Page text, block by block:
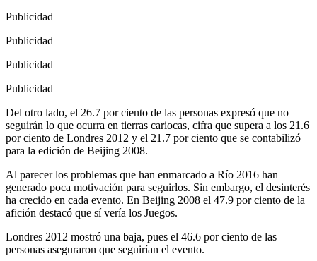
Publicidad
Publicidad
Publicidad
Publicidad
Del otro lado, el 26.7 por ciento de las personas expresó que no
seguirán lo que ocurra en tierras cariocas, cifra que supera a los 21.6
por ciento de Londres 2012 y el 21.7 por ciento que se contabilizó
para la edición de Beijing 2008.
Al parecer los problemas que han enmarcado a Río 2016 han
generado poca motivación para seguirlos. Sin embargo, el desinterés
ha crecido en cada evento. En Beijing 2008 el 47.9 por ciento de la
afición destacó que sí vería los Juegos.
Londres 2012 mostró una baja, pues el 46.6 por ciento de las
personas aseguraron que seguirían el evento.